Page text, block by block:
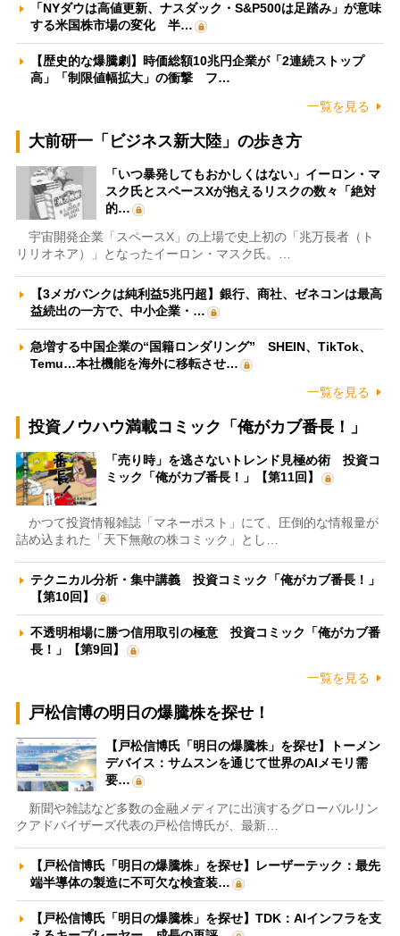
「NYダウは高値更新、ナスダック・S&P500は足踏み」が意味
する米国株市場の変化 半…
【歴史的な爆騰劇】時価総額10兆円企業が「2連続ストップ
高」「制限値幅拡大」の衝撃 フ…
一覧を見る
大前研一「ビジネス新大陸」の歩き方
「いつ暴発してもおかしくはない」イーロン・マ
スク氏とスペースXが抱えるリスクの数々「絶対
的…
宇宙開発企業「スペースX」の上場で史上初の「兆万長者（ト
リリオネア）」となったイーロン・マスク氏。…
【3メガバンクは純利益5兆円超】銀行、商社、ゼネコンは最高
益続出の一方で、中小企業・…
急増する中国企業の“国籍ロンダリング” SHEIN、TikTok、
Temu…本社機能を海外に移転させ…
一覧を見る
投資ノウハウ満載コミック「俺がカブ番長！」
「売り時」を逃さないトレンド見極め術 投資コ
ミック「俺がカブ番長！」【第11回】
かつて投資情報雑誌「マネーポスト」にて、圧倒的な情報量が
詰め込まれた「天下無敵の株コミック」とし…
テクニカル分析・集中講義 投資コミック「俺がカブ番長！」
【第10回】
不透明相場に勝つ信用取引の極意 投資コミック「俺がカブ番
長！」【第9回】
一覧を見る
戸松信博の明日の爆騰株を探せ！
【戸松信博氏「明日の爆騰株」を探せ】トーメン
デバイス：サムスンを通じて世界のAIメモリ需
要…
新聞や雑誌など多数の金融メディアに出演するグローバルリン
クアドバイザーズ代表の戸松信博氏が、最新…
【戸松信博氏「明日の爆騰株」を探せ】レーザーテック：最先
端半導体の製造に不可欠な検査装…
【戸松信博氏「明日の爆騰株」を探せ】TDK：AIインフラを支